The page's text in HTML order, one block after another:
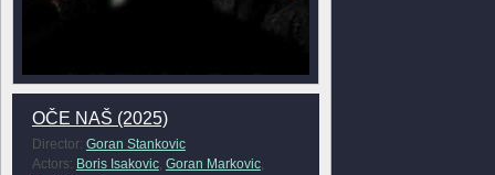
OČE NAŠ (2025)
Director: Goran Stankovic
Actors: Boris Isakovic, Goran Markovic,